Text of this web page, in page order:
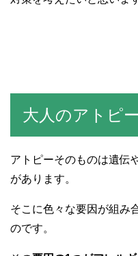
大人のアトピ
アトピーそのものは遺伝
があります。
そこに色々な要因が組み
のです。